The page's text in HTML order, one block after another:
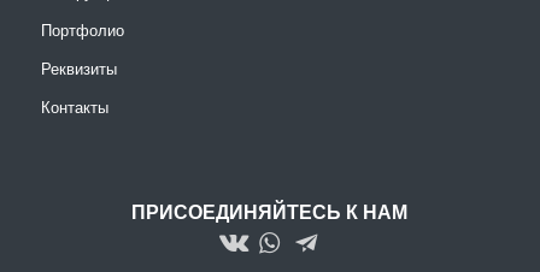
Портфолио
Реквизиты
Контакты
ПРИСОЕДИНЯЙТЕСЬ К НАМ